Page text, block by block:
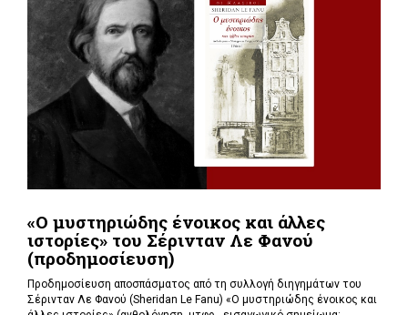
«Ο μυστηριώδης ένοικος και άλλες
ιστορίες» του Σέρινταν Λε Φανού
(προδημοσίευση)
Προδημοσίευση αποσπάσματος από τη συλλογή διηγημάτων του
Σέρινταν Λε Φανού (Sheridan Le Fanu) «Ο μυστηριώδης ένοικος και